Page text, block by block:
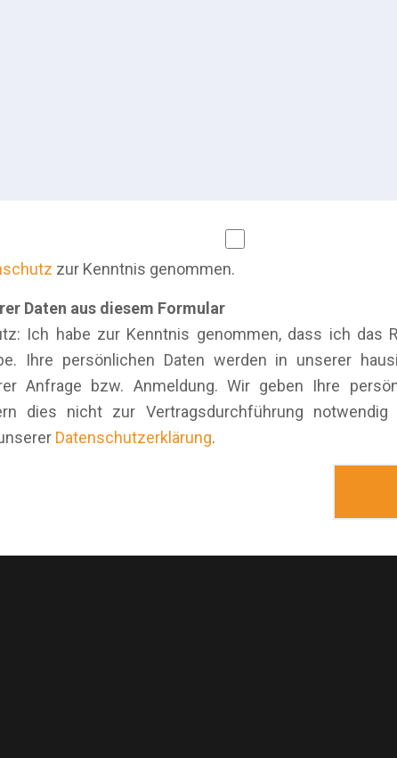
zur Kenntnis genommen.
Daten aus diesem Formular
Ich habe zur Kenntnis genommen, dass ich das
Ihre persönlichen Daten werden in unserer
Anfrage bzw. Anmeldung. Wir geben Ihre
dies nicht zur Vertragsdurchführung
Datenschutzerklärung.